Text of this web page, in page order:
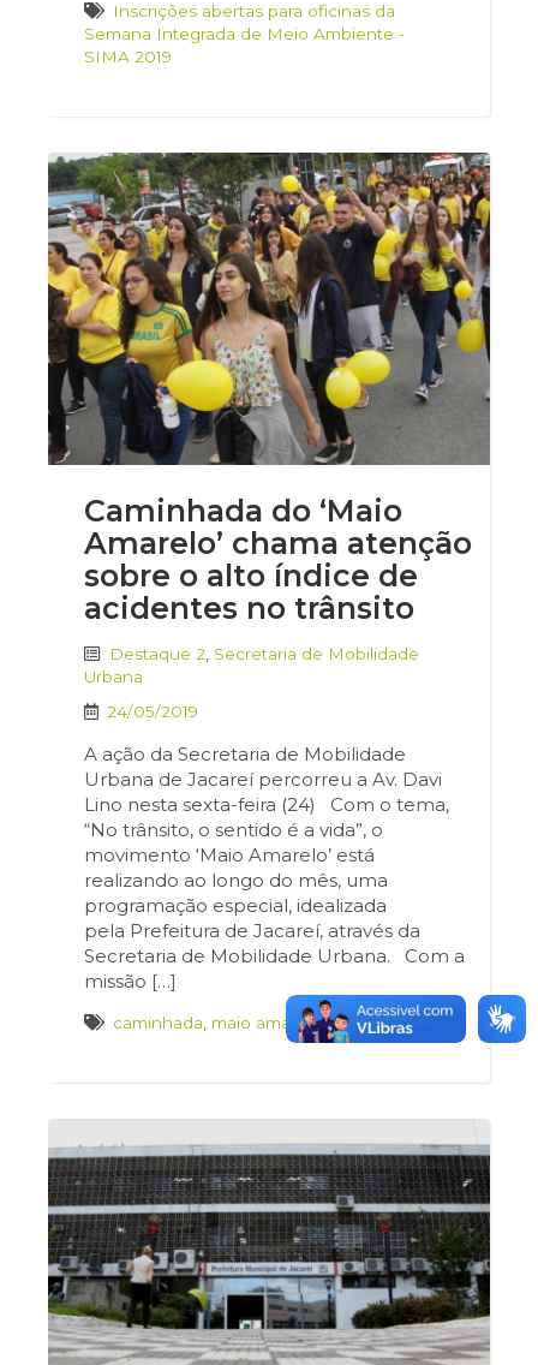
Inscrições abertas para oficinas da
Semana Integrada de Meio Ambiente -
SIMA 2019
Caminhada do ‘Maio
Amarelo’ chama atenção
sobre o alto índice de
acidentes no trânsito
Destaque 2 Secretaria de Mobilidade
Urbana
24/05/2019
A ação da Secretaria de Mobilidade
Urbana de Jacareí percorreu a Av. Davi
Lino nesta sexta-feira (24) Com o tema,
“No trânsito, o sentido é a vida”, o
movimento ‘Maio Amarelo’ está
realizando ao longo do mês, uma
programação especial, idealizada
pela Prefeitura de Jacareí, através da
Secretaria de Mobilidade Urbana. Com a
missão […]
caminhada maio amarelo